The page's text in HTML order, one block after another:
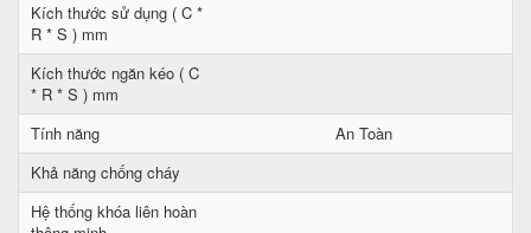
Kích thước sử dụng ( C *
R * S ) mm
Kích thước ngăn kéo ( C
* R * S ) mm
Tính năng
An Toàn
Khả năng chống cháy
Hệ thống khóa liên hoàn